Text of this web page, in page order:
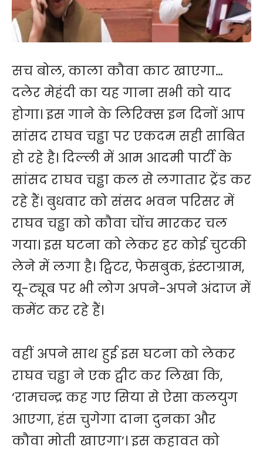
सच बोल, काला कौवा काट खाएगा…
दलेर मेहंदी का यह गाना सभी को याद
होगा। इस गाने के लिरिक्स इन दिनों आप
सांसद राघव चड्ढा पर एकदम सही साबित
हो रहे है। दिल्ली में आम आदमी पार्टी के
सांसद राघव चड्ढा कल से लगातार ट्रेंड कर
रहे हैं। बुधवार को संसद भवन परिसर में
राघव चड्ढा को कौवा चोंच मारकर चल
गया। इस घटना को लेकर हर कोई चुटकी
लेने में लगा है। ट्विटर, फेसबुक, इंस्टाग्राम,
यू-ट्यूब पर भी लोग अपने-अपने अंदाज में
कमेंट कर रहे हैं।
वहीं अपने साथ हुई इस घटना को लेकर
राघव चड्ढा ने एक ट्वीट कर लिखा कि,
‘रामचन्द्र कह गए सिया से ऐसा कलयुग
आएगा, हंस चुगेगा दाना दुनका और
कौवा मोती खाएगा’। इस कहावत को